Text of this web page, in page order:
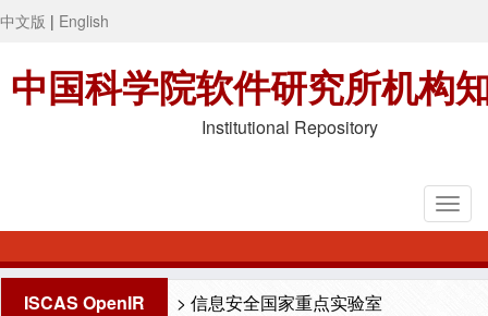
中文版 | English
中国科学院软件研究所机构
Institutional Repository
ISCAS OpenIR > 信息安全国家重点实验室